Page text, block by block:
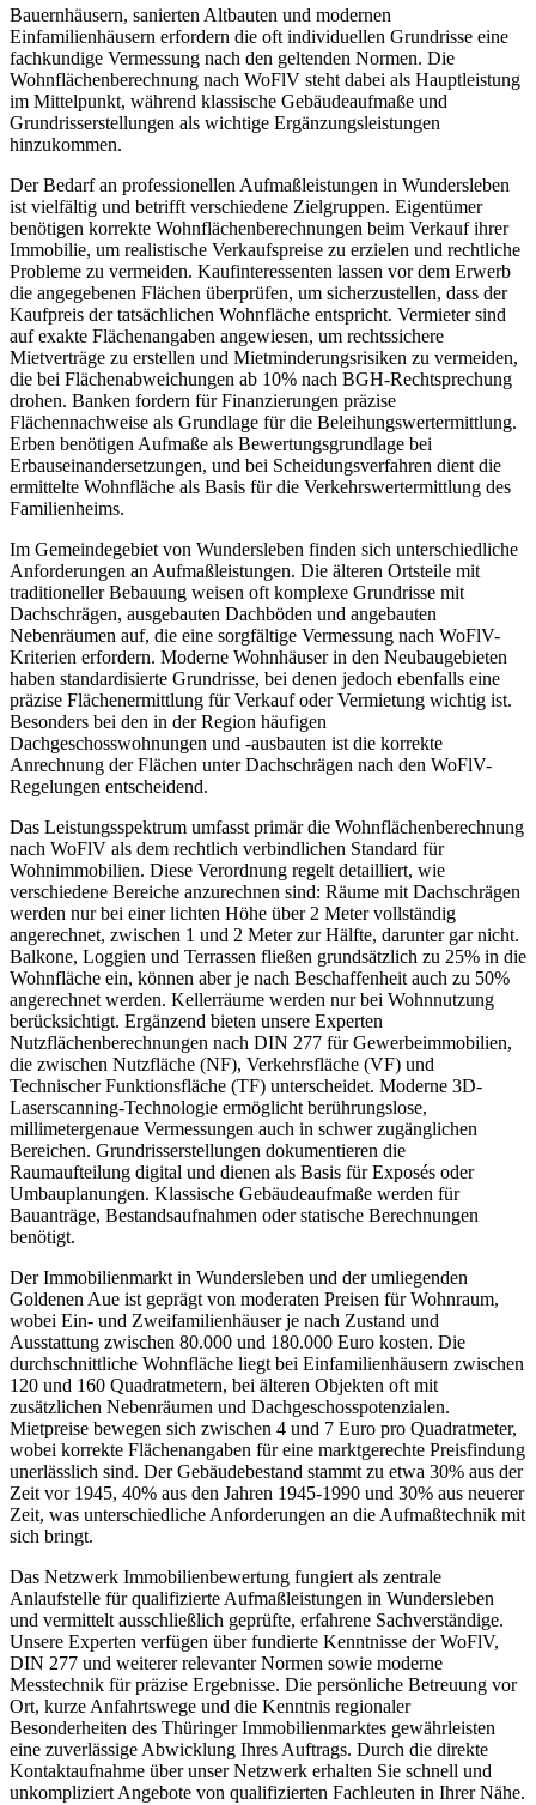
Bauernhäusern, sanierten Altbauten und modernen
Einfamilienhäusern erfordern die oft individuellen Grundrisse eine
fachkundige Vermessung nach den geltenden Normen. Die
Wohnflächenberechnung nach WoFlV steht dabei als Hauptleistung
im Mittelpunkt, während klassische Gebäudeaufmaße und
Grundrisserstellungen als wichtige Ergänzungsleistungen
hinzukommen.
Der Bedarf an professionellen Aufmaßleistungen in Wundersleben
ist vielfältig und betrifft verschiedene Zielgruppen. Eigentümer
benötigen korrekte Wohnflächenberechnungen beim Verkauf ihrer
Immobilie, um realistische Verkaufspreise zu erzielen und rechtliche
Probleme zu vermeiden. Kaufinteressenten lassen vor dem Erwerb
die angegebenen Flächen überprüfen, um sicherzustellen, dass der
Kaufpreis der tatsächlichen Wohnfläche entspricht. Vermieter sind
auf exakte Flächenangaben angewiesen, um rechtssichere
Mietverträge zu erstellen und Mietminderungsrisiken zu vermeiden,
die bei Flächenabweichungen ab 10% nach BGH-Rechtsprechung
drohen. Banken fordern für Finanzierungen präzise
Flächennachweise als Grundlage für die Beleihungswertermittlung.
Erben benötigen Aufmaße als Bewertungsgrundlage bei
Erbauseinandersetzungen, und bei Scheidungsverfahren dient die
ermittelte Wohnfläche als Basis für die Verkehrswertermittlung des
Familienheims.
Im Gemeindegebiet von Wundersleben finden sich unterschiedliche
Anforderungen an Aufmaßleistungen. Die älteren Ortsteile mit
traditioneller Bebauung weisen oft komplexe Grundrisse mit
Dachschrägen, ausgebauten Dachböden und angebauten
Nebenräumen auf, die eine sorgfältige Vermessung nach WoFlV-
Kriterien erfordern. Moderne Wohnhäuser in den Neubaugebieten
haben standardisierte Grundrisse, bei denen jedoch ebenfalls eine
präzise Flächenermittlung für Verkauf oder Vermietung wichtig ist.
Besonders bei den in der Region häufigen
Dachgeschosswohnungen und -ausbauten ist die korrekte
Anrechnung der Flächen unter Dachschrägen nach den WoFlV-
Regelungen entscheidend.
Das Leistungsspektrum umfasst primär die Wohnflächenberechnung
nach WoFlV als dem rechtlich verbindlichen Standard für
Wohnimmobilien. Diese Verordnung regelt detailliert, wie
verschiedene Bereiche anzurechnen sind: Räume mit Dachschrägen
werden nur bei einer lichten Höhe über 2 Meter vollständig
angerechnet, zwischen 1 und 2 Meter zur Hälfte, darunter gar nicht.
Balkone, Loggien und Terrassen fließen grundsätzlich zu 25% in die
Wohnfläche ein, können aber je nach Beschaffenheit auch zu 50%
angerechnet werden. Kellerräume werden nur bei Wohnnutzung
berücksichtigt. Ergänzend bieten unsere Experten
Nutzflächenberechnungen nach DIN 277 für Gewerbeimmobilien,
die zwischen Nutzfläche (NF), Verkehrsfläche (VF) und
Technischer Funktionsfläche (TF) unterscheidet. Moderne 3D-
Laserscanning-Technologie ermöglicht berührungslose,
millimetergenaue Vermessungen auch in schwer zugänglichen
Bereichen. Grundrisserstellungen dokumentieren die
Raumaufteilung digital und dienen als Basis für Exposés oder
Umbauplanungen. Klassische Gebäudeaufmaße werden für
Bauanträge, Bestandsaufnahmen oder statische Berechnungen
benötigt.
Der Immobilienmarkt in Wundersleben und der umliegenden
Goldenen Aue ist geprägt von moderaten Preisen für Wohnraum,
wobei Ein- und Zweifamilienhäuser je nach Zustand und
Ausstattung zwischen 80.000 und 180.000 Euro kosten. Die
durchschnittliche Wohnfläche liegt bei Einfamilienhäusern zwischen
120 und 160 Quadratmetern, bei älteren Objekten oft mit
zusätzlichen Nebenräumen und Dachgeschosspotenzialen.
Mietpreise bewegen sich zwischen 4 und 7 Euro pro Quadratmeter,
wobei korrekte Flächenangaben für eine marktgerechte Preisfindung
unerlässlich sind. Der Gebäudebestand stammt zu etwa 30% aus der
Zeit vor 1945, 40% aus den Jahren 1945-1990 und 30% aus neuerer
Zeit, was unterschiedliche Anforderungen an die Aufmaßtechnik mit
sich bringt.
Das Netzwerk Immobilienbewertung fungiert als zentrale
Anlaufstelle für qualifizierte Aufmaßleistungen in Wundersleben
und vermittelt ausschließlich geprüfte, erfahrene Sachverständige.
Unsere Experten verfügen über fundierte Kenntnisse der WoFlV,
DIN 277 und weiterer relevanter Normen sowie moderne
Messtechnik für präzise Ergebnisse. Die persönliche Betreuung vor
Ort, kurze Anfahrtswege und die Kenntnis regionaler
Besonderheiten des Thüringer Immobilienmarktes gewährleisten
eine zuverlässige Abwicklung Ihres Auftrags. Durch die direkte
Kontaktaufnahme über unser Netzwerk erhalten Sie schnell und
unkompliziert Angebote von qualifizierten Fachleuten in Ihrer Nähe.